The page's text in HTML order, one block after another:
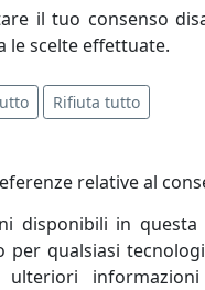
il tuo consenso
le scelte effettuate.
Rifiuta tutto
relative al
disponibili in
per qualsiasi
ulteriori